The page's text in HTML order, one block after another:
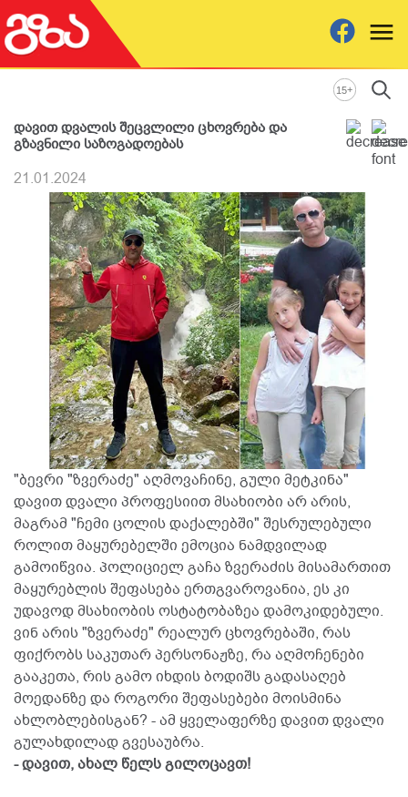
15+
დავით დვალის შეცვლილი ცხოვრება და
გზავნილი საზოგადოებას
21.01.2024
"ბევრი "ზვერაძე" აღმოვაჩინე, გული მეტკინა"
დავით დვალი პროფესიით მსახიობი არ არის,
მაგრამ "ჩემი ცოლის დაქალებში" შესრულებული
როლით მაყურებელში ემოცია ნამდვილად
გამოიწვია. პოლიციელ გაჩა ზვერაძის მისამართით
მაყურებლის შეფასება ერთგვაროვანია, ეს კი
უდავოდ მსახიობის ოსტატობაზეა დამოკიდებული.
ვინ არის "ზვერაძე" რეალურ ცხოვრებაში, რას
ფიქრობს საკუთარ პერსონაჟზე, რა აღმოჩენები
გააკეთა, რის გამო იხდის ბოდიშს გადასაღებ
მოედანზე და როგორი შეფასებები მოისმინა
ახლობლებისგან? - ამ ყველაფერზე დავით დვალი
გულახდილად გვესაუბრა.
- დავით, ახალ წელს გილოცავთ!